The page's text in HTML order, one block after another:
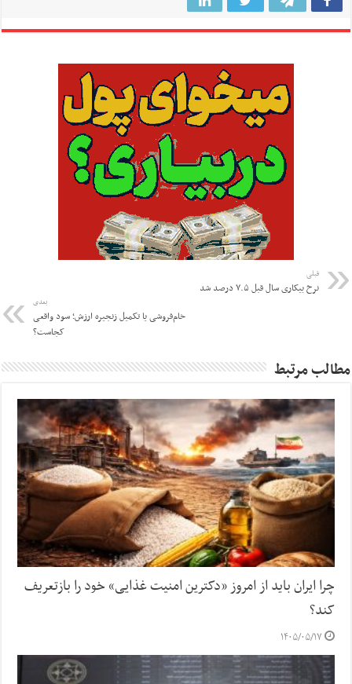
قبلی
نرخ بیکاری سال قبل ۷.۵ درصد شد
بعدی
خام‌فروشی یا تکمیل زنجیره ارزش؛ سود واقعی
کجاست؟
مطالب مرتبط
چرا ایران باید از امروز «دکترین امنیت غذایی» خود را بازتعریف
کند؟
۱۴۰۵/۰۵/۱۷